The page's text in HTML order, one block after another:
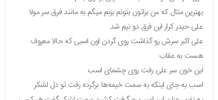
بهترین مثال که من براتون بتونم بزنم میگم به مانند فرق سر مولا
علی حیدر کرار این فرق دو نیم شد
علی اکبر سرش رو گذاشت روی گردن اون اسبی که حالا معروف
هست به عقاب
این خون سر علی رفت روی چشمای اسب
اسب به جای اینکه به سمت خیمه‌ها برگرده رفت تو دل لشکر